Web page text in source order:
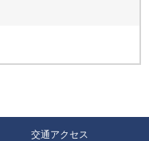
交通アクセス